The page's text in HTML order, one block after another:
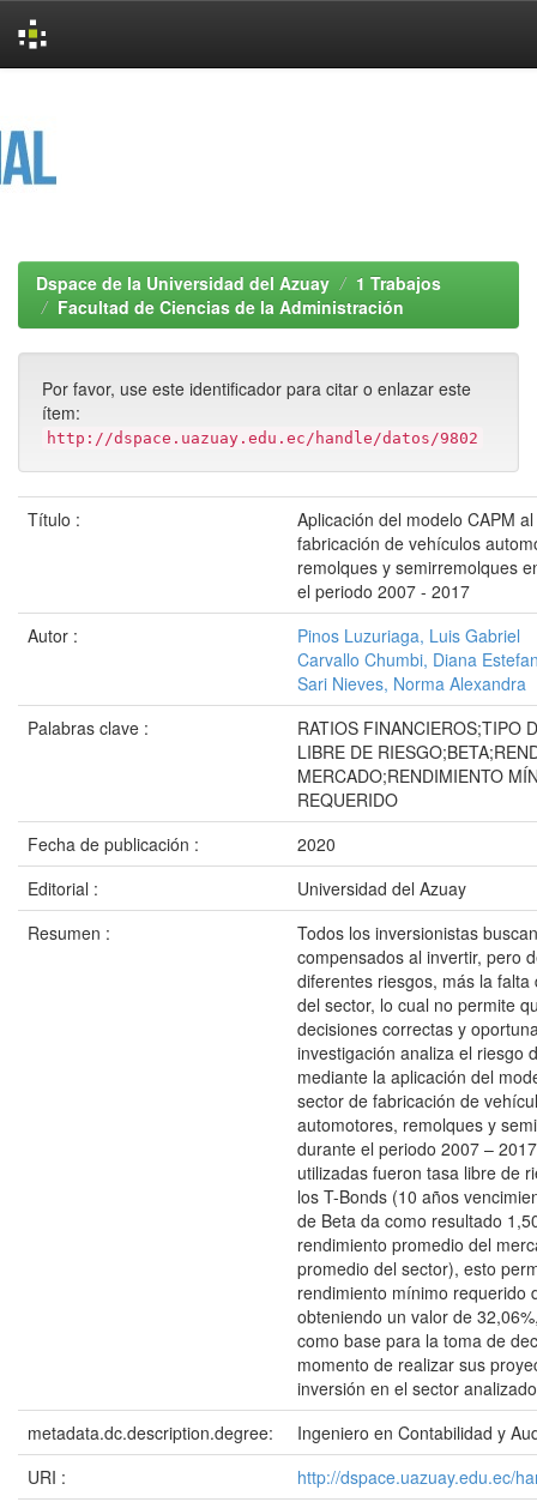
Dspace de la Universidad del Azuay
1 Trabajos
Facultad de Ciencias de la Administración
Por favor, use este identificador para citar o enlazar este
ítem:
http://dspace.uazuay.edu.ec/handle/datos/9802
Título :
Aplicación del modelo CAPM
fabricación de vehículos
remolques y semirremolques
el periodo 2007 - 2017
Autor :
Pinos Luzuriaga, Luis Gabriel
Carvallo Chumbi, Diana
Sari Nieves, Norma Alexandra
Palabras clave :
RATIOS FINANCIEROS;TIPO
LIBRE DE
MERCADO;RENDIMIENTO
REQUERIDO
Fecha de publicación :
2020
Editorial :
Universidad del Azuay
Resumen :
Todos los inversionistas
compensados al invertir, pero
diferentes riesgos, más la falta
del sector, lo cual no permite
decisiones correctas y
investigación analiza el riesgo
mediante la aplicación del
sector de fabricación de
automotores, remolques y
durante el periodo 2007 –
utilizadas fueron tasa libre de
los T-Bonds (10 años
de Beta da como resultado
rendimiento promedio del
promedio del sector), esto
rendimiento mínimo requerido
obteniendo un valor de
como base para la toma de
momento de realizar sus
inversión en el sector
metadata.dc.description.degree:
Ingeniero en Contabilidad y
URI :
http://dspace.uazuay.edu.ec/